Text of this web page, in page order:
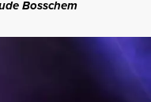
Bosschem